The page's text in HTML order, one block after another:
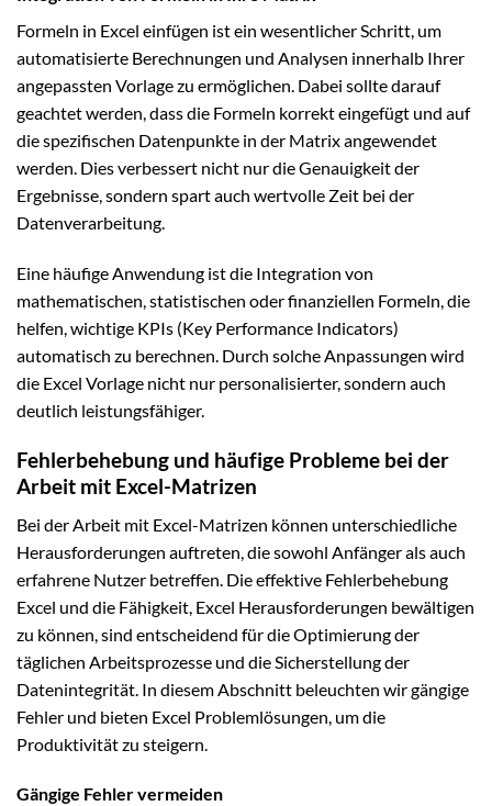
Formeln in Excel einfügen ist ein wesentlicher Schritt, um
automatisierte Berechnungen und Analysen innerhalb Ihrer
angepassten Vorlage zu ermöglichen. Dabei sollte darauf
geachtet werden, dass die Formeln korrekt eingefügt und auf
die spezifischen Datenpunkte in der Matrix angewendet
werden. Dies verbessert nicht nur die Genauigkeit der
Ergebnisse, sondern spart auch wertvolle Zeit bei der
Datenverarbeitung.
Eine häufige Anwendung ist die Integration von
mathematischen, statistischen oder finanziellen Formeln, die
helfen, wichtige KPIs (Key Performance Indicators)
automatisch zu berechnen. Durch solche Anpassungen wird
die Excel Vorlage nicht nur personalisierter, sondern auch
deutlich leistungsfähiger.
Fehlerbehebung und häufige Probleme bei der
Arbeit mit Excel-Matrizen
Bei der Arbeit mit Excel-Matrizen können unterschiedliche
Herausforderungen auftreten, die sowohl Anfänger als auch
erfahrene Nutzer betreffen. Die effektive Fehlerbehebung
Excel und die Fähigkeit, Excel Herausforderungen bewältigen
zu können, sind entscheidend für die Optimierung der
täglichen Arbeitsprozesse und die Sicherstellung der
Datenintegrität. In diesem Abschnitt beleuchten wir gängige
Fehler und bieten Excel Problemlösungen, um die
Produktivität zu steigern.
Gängige Fehler vermeiden